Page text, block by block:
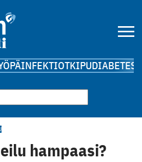
INFEKTIOTKIPUDIABETES
hampaasi?